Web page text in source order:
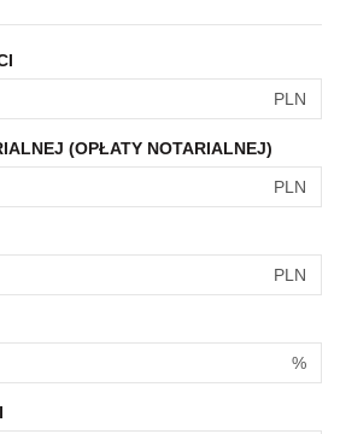
PLN
(OPŁATY NOTARIALNEJ)
PLN
PLN
%